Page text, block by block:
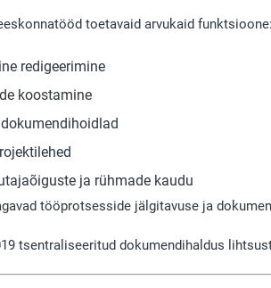
toetavaid arvukaid funktsioone:
redigeerimine
koostamine
ja rühmade kaudu
tööprotsesside jälgitavuse ja
tsentraliseeritud dokumendihaldus